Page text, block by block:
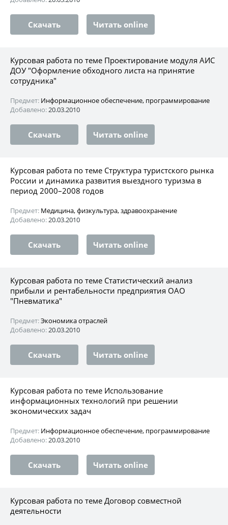
Скачать Читать online
Курсовая работа по теме Проектирование модуля АИС
ДОУ "Оформление обходного листа на принятие
сотрудника"
Предмет: Информационное обеспечение, программирование
Добавлено:20.03.2010
Скачать Читать online
Курсовая работа по теме Структура туристского рынка
России и динамика развития выездного туризма в
период 2000–2008 годов
Предмет: Медицина, физкультура, здравоохранение
Добавлено:20.03.2010
Скачать Читать online
Курсовая работа по теме Статистический анализ
прибыли и рентабельности предприятия ОАО
"Пневматика"
Предмет:Экономика отраслей
Добавлено:20.03.2010
Скачать Читать online
Курсовая работа по теме Использование
информационных технологий при решении
экономических задач
Предмет: Информационное обеспечение, программирование
Добавлено:20.03.2010
Скачать Читать online
Курсовая работа по теме Договор совместной
деятельности